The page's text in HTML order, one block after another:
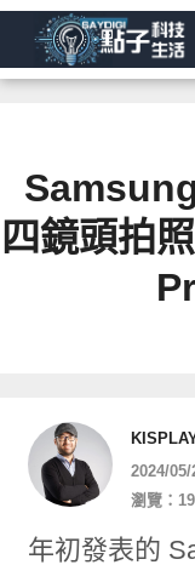
四鏡頭拍
2024/05/
瀏覽：
年初發表的